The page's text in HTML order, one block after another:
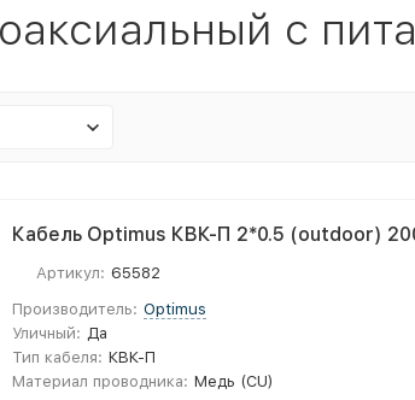
с
Кабель Optimus КВК-П 2*0.5 (outdoor)
Артикул: 65582
Производитель: Optimus
Уличный: Да
Тип кабеля: КВК-П
Материал проводника: Медь (CU)